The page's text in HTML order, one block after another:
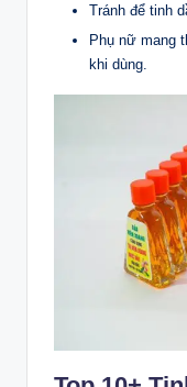
Tránh để tinh
Phụ nữ mang
khi dùng.